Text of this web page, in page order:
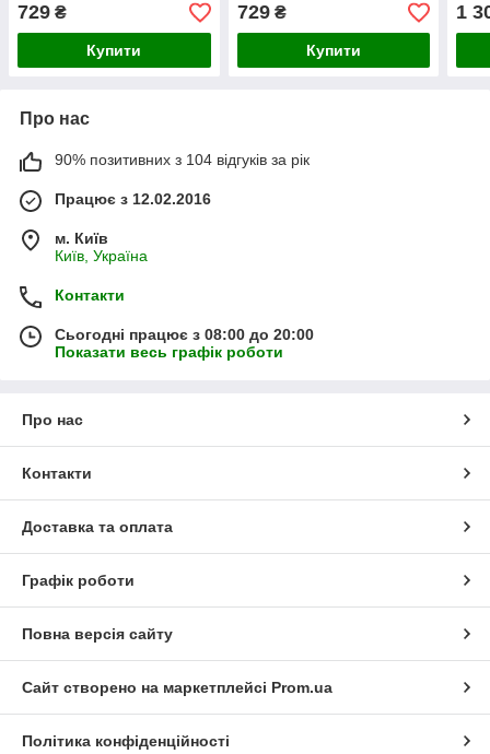
729 ₴
Купити
729₴
Купити
1
Про нас
90% позитивних з 104 відгуків за рік
Працює з 12.02.2016
м. Київ
Київ, Україна
Контакти
Сьогодні працює з 08:00 до 20:00
Показати весь графік роботи
Про нас
Контакти
Доставка та оплата
Графік роботи
Повна версія сайту
Сайт створено на маркетплейсі Prom.ua
Політика конфіденційності